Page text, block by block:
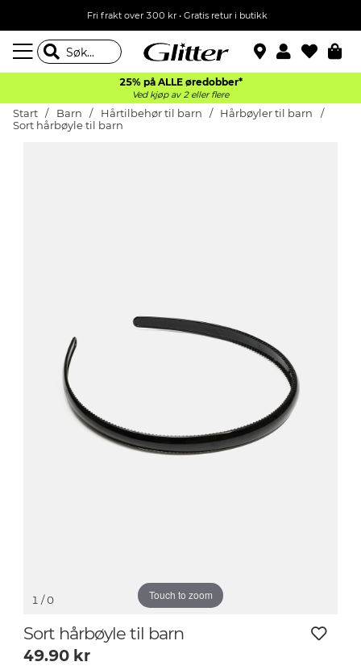
Fri frakt over 300 kr • Gratis retur i butikk
25% på ALLE øredobber*
Ved kjøp av 2 eller flere
Start Barn Hårtilbehør til barn
Hårbøyler til barn
Sort hårbøyle til barn
Touch to zoom
1 / 0
Sort hårbøyle til barn
49.90 kr